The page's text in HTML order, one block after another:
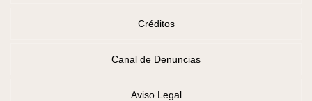
Créditos
Canal de Denuncias
Aviso Legal